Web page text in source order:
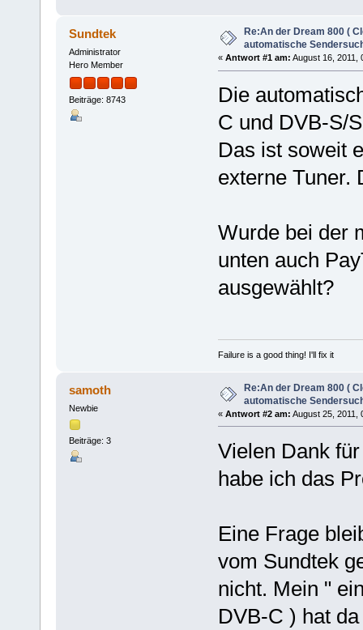
Sundtek
Administrator
Hero Member
Beiträge: 8743
Re:An der Dream 800 (
automatische
« Antwort #1 am: August 16, 2011,
Die
C und DVB-S/
Das ist soweit
externe Tuner.
Wurde bei der
unten auch
ausgewählt?
Failure is a good thing! I'll fix it
samoth
Newbie
Beiträge: 3
Re:An der Dream 800 (
automatische
« Antwort #2 am: August 25, 2011,
Vielen Dank
habe ich das
Eine Frage
vom Sundtek
nicht. Mein "
DVB-C ) hat